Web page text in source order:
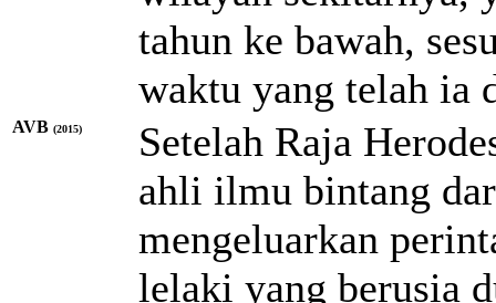
tahun ke bawah,
waktu yang telah ia
AVB (2015)
Setelah Raja
ahli ilmu bintang
mengeluarkan
lelaki yang berusia